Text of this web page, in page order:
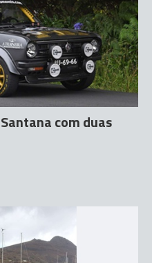
com duas